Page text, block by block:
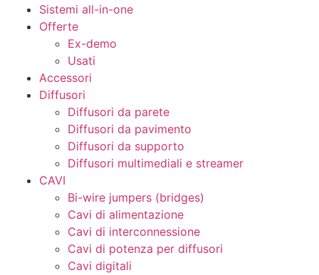
Sistemi all-in-one
Offerte
Ex-demo
Usati
Accessori
Diffusori
Diffusori da parete
Diffusori da pavimento
Diffusori da supporto
Diffusori multimediali e streamer
CAVI
Bi-wire jumpers (bridges)
Cavi di alimentazione
Cavi di interconnessione
Cavi di potenza per diffusori
Cavi digitali